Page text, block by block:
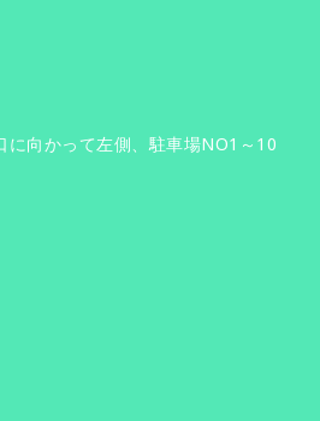
に向かって左側、駐車場NO1～10